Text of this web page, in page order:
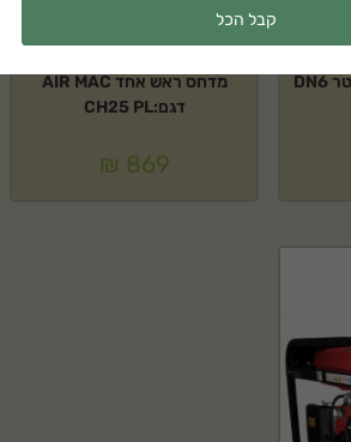
מדחס ראש אחד AIR MAC
₪869
קבל הכל